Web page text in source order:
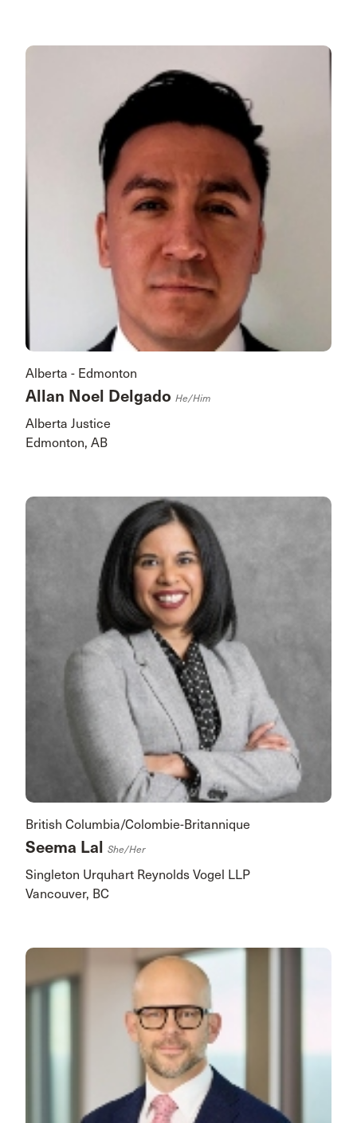
Alberta - Edmonton
Allan Noel Delgado He/him
Alberta Justice
Edmonton, AB
British Columbia/Colombie-Britannique
Seema Lal She/her
Singleton Urquhart Reynolds Vogel LLP
Vancouver, BC